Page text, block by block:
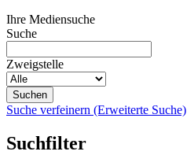
Ihre Mediensuche
Suche
Zweigstelle
Suche verfeinern (Erweiterte Suche)
Suchfilter